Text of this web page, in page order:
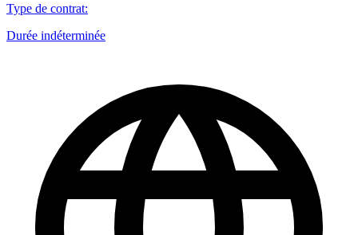
Type de contrat:
Durée indéterminée